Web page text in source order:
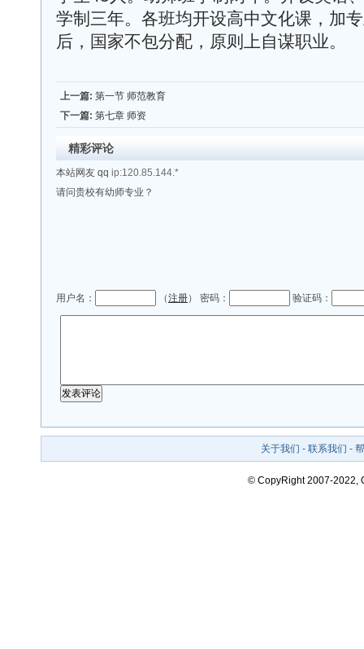
学制三年。各班均开设高中文化课，加
后，国家不包分配，原则上自谋职业。
上一篇: 第一节 师范教育
下一篇: 第七章 师资
精彩评论
本站网友 qq ip:120.85.144.*
请问贵校有幼师专业？
用户名： （注册） 密码： 验证码：
关于我们 - 联系我们 -
© CopyRight 2007-2022,